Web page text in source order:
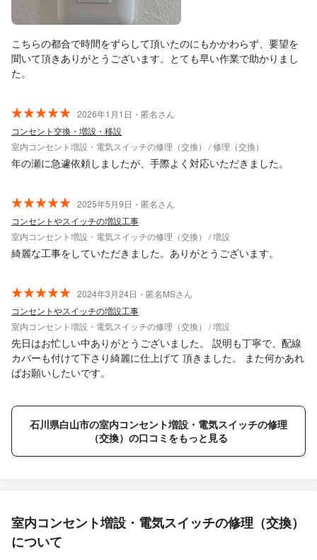
こちらの都合で時間をずらして頂いたのにもかかわらず、要望を
聞いて頂きありがとうございます。とても早い作業で助かりまし
た。
2026年1月1日・匿名さん
コンセント交換・増設・移設
室内コンセント増設・電気スイッチの修理（交換） / 修理（交換）
年の瀬に急遽依頼しましたが、手際よく対応いただきました。
2025年5月9日・匿名さん
コンセントやスイッチの増設工事
室内コンセント増設・電気スイッチの修理（交換） / 増設
綺麗な工事をしていただきました。ありがとうございます。
2024年3月24日・匿名MSさん
コンセントやスイッチの増設工事
室内コンセント増設・電気スイッチの修理（交換） / 増設
先日はお忙しい中ありがとうございました。 説明も丁寧で、配線
カバーも付けて下さり綺麗に仕上げて 頂きました。 また何かあれ
ばお願いしたいです。
石川県白山市の室内コンセント増設・電気スイッチの修理
（交換）の口コミをもっと見る
室内コンセント増設・電気スイッチの修理（交換）
について